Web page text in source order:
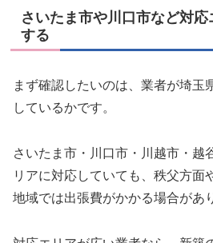
さいたま市や川口市など対
する
まず確認したいのは、業者が埼玉
しているかです。
さいたま市・川口市・川越市・越
リアに対応していても、秩父方面
地域では出張費がかかる場合があ